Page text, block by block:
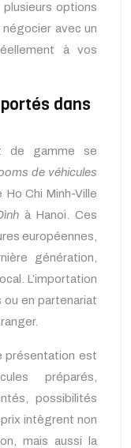
options
avec un
à vos
dans
de gamme se
de véhicules
Ho Chi Minh-Ville
à Hanoi. Ces
européennes,
génération,
L’importation
ou en partenariat
présentation est
préparés,
possibilités
intègrent non
mais aussi la